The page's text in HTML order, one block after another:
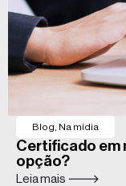
Blog Na mídia
Certificado em
opção?
Leia mais 🡒